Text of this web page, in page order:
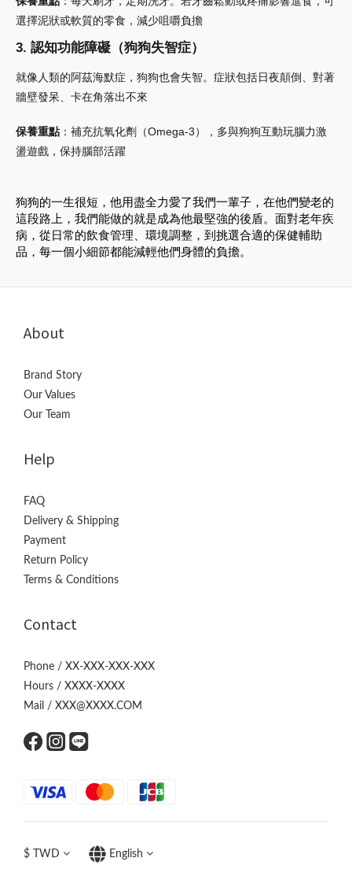
選擇泥狀或軟質的零食，減少咀嚼負擔
3. 認知功能障礙（狗狗失智症）
就像人類的阿茲海默症，狗狗也會失智。症狀包括日夜顛倒、對著
牆壁發呆、卡在角落出不來
保養重點 ：補充抗氧化劑（Omega-3），多與狗狗互動玩腦力激
盪遊戲，保持腦部活躍
狗狗的一生很短，他用盡全力愛了我們一輩子，在他們變老的
這段路上，我們能做的就是成為他最堅強的後盾。面對老年疾
病，從日常的飲食管理、環境調整，到挑選合適的保健輔助
品，每一個小細節都能減輕他們身體的負擔。
About
Brand Story
Our Values
Our Team
Help
FAQ
Delivery & Shipping
Payment
Return Policy
Terms & Conditions
Contact
Phone / XX-XXX-XXX-XXX
Hours / XXXX-XXXX
Mail / XXX@XXXX.COM
$ TWD English